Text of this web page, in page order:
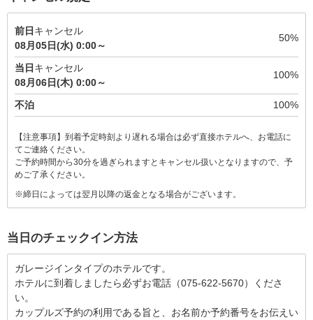
前日 キャンセル
08月05日(水) 0:00～
50%
当日 キャンセル
08月06日(木) 0:00～
100%
不泊 100%
【注意事項】到着予定時刻より遅れる場合は必ず直接ホテルへ、お電話に
てご連絡ください。
ご予約時間から30分を過ぎられますとキャンセル扱いとなりますので、予
めご了承ください。
※締日によっては翌月以降の返金となる場合がございます。
当日のチェックイン方法
ガレージインタイプのホテルです。
ホテルに到着しましたら必ずお電話（075-622-5670）くださ
い。
カップルズ予約の利用である旨と、お名前か予約番号をお伝えい